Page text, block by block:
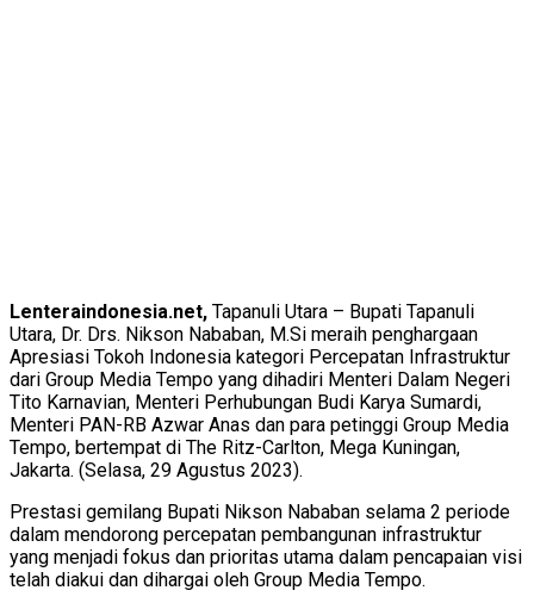
Lenteraindonesia.net, Tapanuli Utara – Bupati Tapanuli
Utara, Dr. Drs. Nikson Nababan, M.Si meraih penghargaan
Apresiasi Tokoh Indonesia kategori Percepatan Infrastruktur
dari Group Media Tempo yang dihadiri Menteri Dalam Negeri
Tito Karnavian, Menteri Perhubungan Budi Karya Sumardi,
Menteri PAN-RB Azwar Anas dan para petinggi Group Media
Tempo, bertempat di The Ritz-Carlton, Mega Kuningan,
Jakarta. (Selasa, 29 Agustus 2023).
Prestasi gemilang Bupati Nikson Nababan selama 2 periode
dalam mendorong percepatan pembangunan infrastruktur
yang menjadi fokus dan prioritas utama dalam pencapaian visi
telah diakui dan dihargai oleh Group Media Tempo.